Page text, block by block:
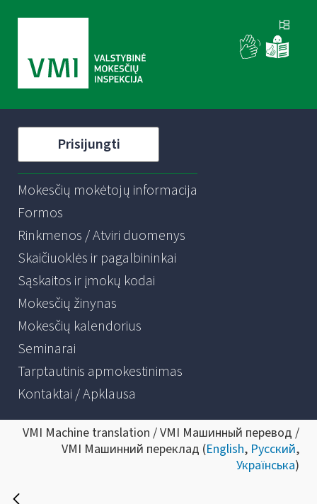
Prisijungti
Mokesčių mokėtojų informacija
Formos
Rinkmenos / Atviri duomenys
Skaičiuoklės ir pagalbininkai
Sąskaitos ir įmokų kodai
Mokesčių žinynas
Mokesčių kalendorius
Seminarai
Tarptautinis apmokestinimas
Kontaktai / Apklausa
VMI Machine translation / VMI Машинный перевод /
VMI Машинний переклад (English, Русский,
Українська)